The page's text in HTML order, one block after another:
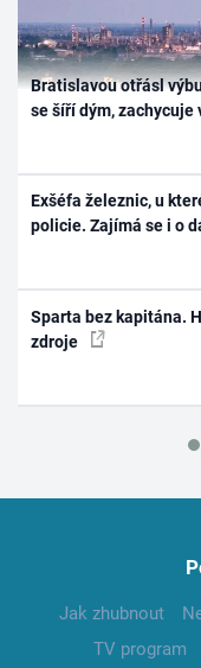
Bratislavou otřásl
se šíří dým, zachycuje
Exšéfa železnic, u
policie. Zajímá se i o
Sparta bez kapitána.
zdroje
Jak zhubnout
TV program